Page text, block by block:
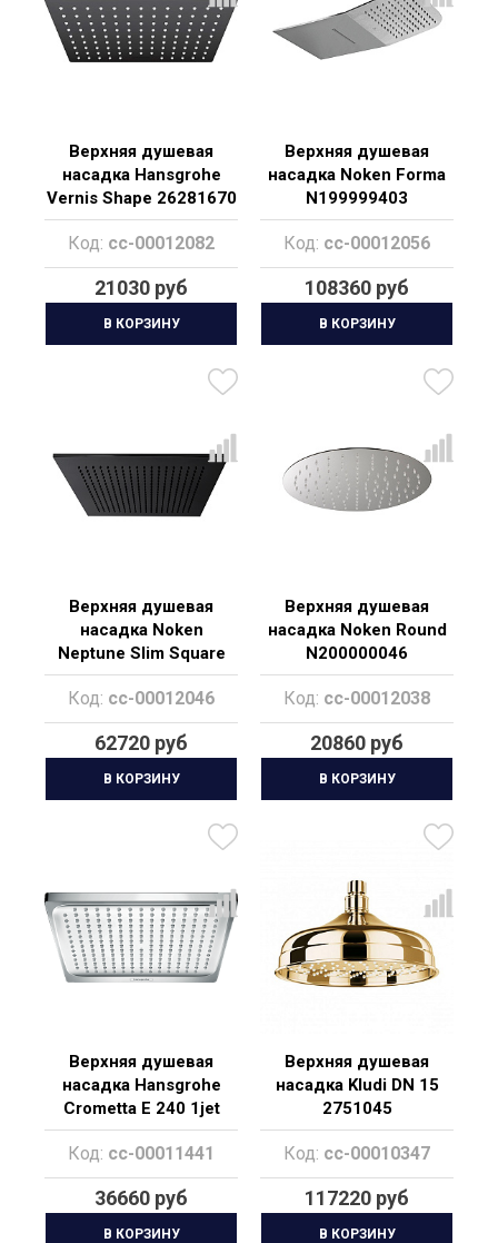
Верхняя душевая
насадка Hansgrohe
Vernis Shape 26281670
Код: cc-00012082
21030 руб
В КОРЗИНУ
Верхняя душевая
насадка Noken Forma
N199999403
Код: cc-00012056
108360 руб
В КОРЗИНУ
Верхняя душевая
насадка Noken
Neptune Slim Square
N192579956
Код: cc-00012046
62720 руб
В КОРЗИНУ
Верхняя душевая
насадка Noken Round
N200000046
Код: cc-00012038
20860 руб
В КОРЗИНУ
Верхняя душевая
насадка Hansgrohe
Crometta E 240 1jet
26726000
Код: cc-00011441
36660 руб
В КОРЗИНУ
Верхняя душевая
насадка Kludi DN 15
2751045
Код: cc-00010347
117220 руб
В КОРЗИНУ